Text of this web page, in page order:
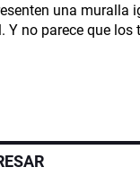
una muralla
Y no parece que los